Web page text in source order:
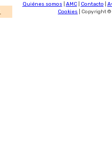
Quiénes somos AMC| Contacto
Cookies | Copyright